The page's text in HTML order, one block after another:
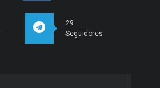
29
Seguidores